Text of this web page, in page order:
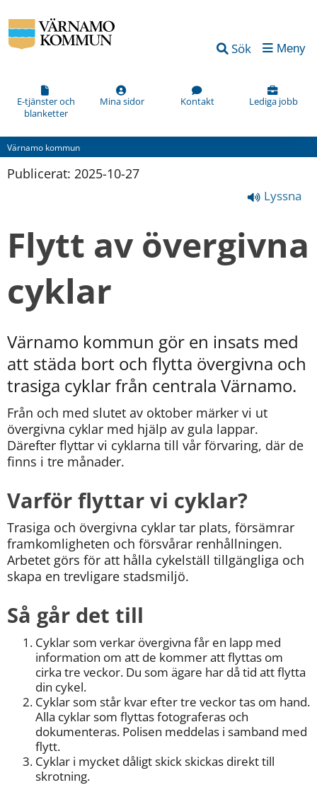
Sök Meny
E-tjänster och
blanketter
Mina sidor Kontakt Lediga jobb
Värnamo kommun
Publicerat: 2025-10-27
Lyssna
Flytt av övergivna
cyklar
Värnamo kommun gör en insats med
att städa bort och flytta övergivna och
trasiga cyklar från centrala Värnamo.
Från och med slutet av oktober märker vi ut
övergivna cyklar med hjälp av gula lappar.
Därefter flyttar vi cyklarna till vår förvaring, där de
finns i tre månader.
Varför flyttar vi cyklar?
Trasiga och övergivna cyklar tar plats, försämrar
framkomligheten och försvårar renhållningen.
Arbetet görs för att hålla cykelställ tillgängliga och
skapa en trevligare stadsmiljö.
Så går det till
Cyklar som verkar övergivna får en lapp med
information om att de kommer att flyttas om
cirka tre veckor. Du som ägare har då tid att flytta
din cykel.
Cyklar som står kvar efter tre veckor tas om hand.
Alla cyklar som flyttas fotograferas och
dokumenteras. Polisen meddelas i samband med
flytt.
Cyklar i mycket dåligt skick skickas direkt till
skrotning.